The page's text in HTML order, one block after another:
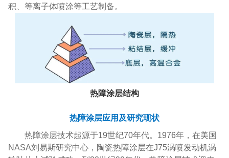
积、等离子体喷涂等工艺制备。
热障涂层结构
热障涂层应用及研究现状
热障涂层技术起源于19世纪70年代。 1976年，在美国
NASA刘易斯研究中心，陶瓷热障涂层在J75涡喷发动机涡